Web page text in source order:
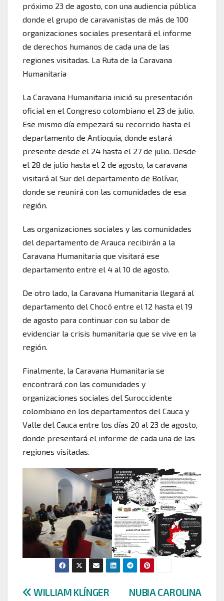
próximo 23 de agosto, con una audiencia pública
donde el grupo de caravanistas de más de 100
organizaciones sociales presentará el informe
de derechos humanos de cada una de las
regiones visitadas. La Ruta de la Caravana
Humanitaria
La Caravana Humanitaria inició su presentación
oficial en el Congreso colombiano el 23 de julio.
Ese mismo día empezará su recorrido hasta el
departamento de Antioquia, donde estará
presente desde el 24 hasta el 27 de julio. Desde
el 28 de julio hasta el 2 de agosto, la caravana
visitará al Sur del departamento de Bolívar,
donde se reunirá con las comunidades de esa
región.
Las organizaciones sociales y las comunidades
del departamento de Arauca recibirán a la
Caravana Humanitaria que visitará ese
departamento entre el 4 al 10 de agosto.
De otro lado, la Caravana Humanitaria llegará al
departamento del Chocó entre el 12 hasta el 19
de agosto para continuar con su labor de
evidenciar la crisis humanitaria que se vive en la
región.
Finalmente, la Caravana Humanitaria se
encontrará con las comunidades y
organizaciones sociales del Suroccidente
colombiano en los departamentos del Cauca y
Valle del Cauca entre los días 20 al 23 de agosto,
donde presentará el informe de cada una de las
regiones visitadas.
Navegación
NUBIA CAROLINA
WILLIAM KLÍNGER